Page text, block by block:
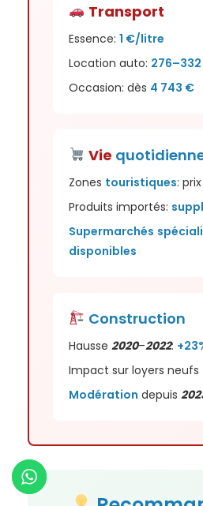
Transport
Essence: 1 €/litre
Location auto:
Occasion: dès 4 743 €
Vie
Zones touristiques:
Produits importés:
Supermarchés
disponibles
Construction
Hausse 2020–2022:
Impact sur loyers neufs
Modération depuis